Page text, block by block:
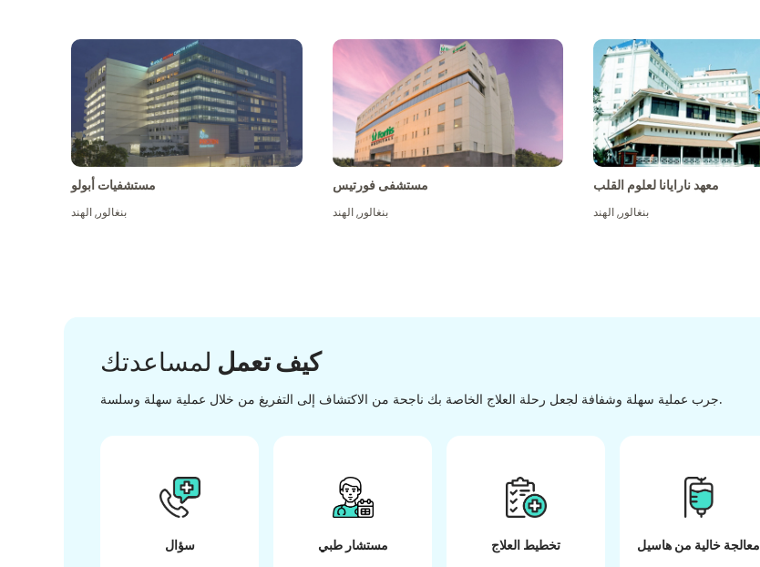
مستشفيات أبولو
بنغالور,الهند
مستشفى فورتيس
بنغالور,الهند
معهد نارايانا لعلوم القلب
بنغالور,الهند
كيف تعمل لمساعدتك
جرب عملية سهلة وشفافة لجعل رحلة العلاج الخاصة بك ناجحة من الاكتشاف إلى التفريغ من خلال عملية سهلة وسلسة.
سؤال مستشار طبي تخطيط العلاج معالجة خالية من هاسيل